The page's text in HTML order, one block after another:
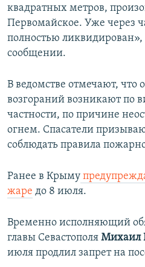
квадратных метров,
Первомайское. Уже через
полностью ликвидирован»,
сообщении.
В ведомстве отмечают, что
возгораний возникают по
частности, по причине
огнем. Спасатели
соблюдать правила
Ранее в Крыму
жаре до 8 июля.
Временно исполняющий
главы Севастополя Михаил
июля продлил запрет на